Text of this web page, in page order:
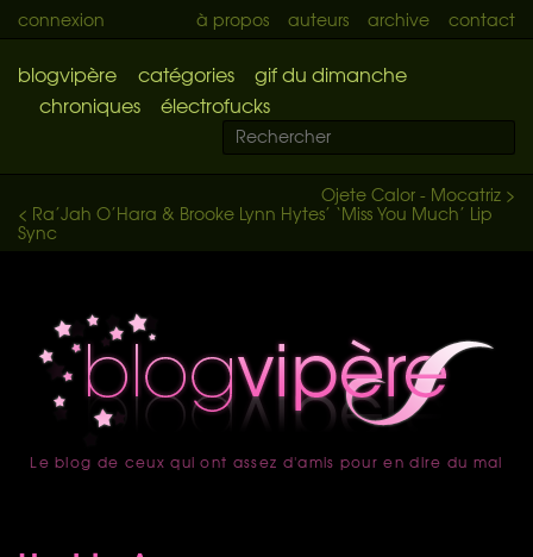
connexion à propos auteurs archive contact
blogvipère catégories
gif du dimanche
chroniques
électrofucks
Ojete Calor - Mocatriz >
< Ra’Jah O’Hara & Brooke Lynn Hytes’ ‘Miss You Much’ Lip
Sync
accueil
Le blog de ceux qui ont assez d'amis pour en dire du mal